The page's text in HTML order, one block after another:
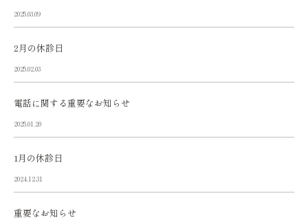
2025.03.09
2月の休診日
2025.02.03
電話に関する重要なお知らせ
2025.01.20
1月の休診日
2024.12.31
重要なお知らせ